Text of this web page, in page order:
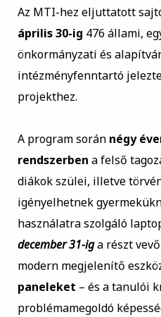
Az MTI-hez eljuttatott
április 30-ig 476 állami,
önkormányzati és
intézményfenntartó
projekthez.
A program során négy
rendszerben a felső
diákok szülei, illetve
igényelhetnek
használatra szolgáló
december 31-iga részt
modern megjelenítő
paneleket – és a tanulói
problémamegoldó